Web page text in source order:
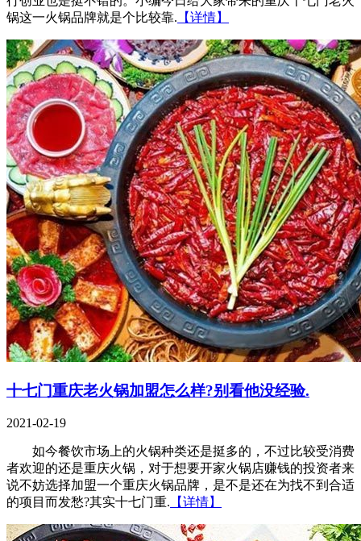
锅这一火锅品牌就是个比较靠. 【详情】
十七门重庆老火锅加盟怎么样?别看他没经验.
2021-02-19
如今餐饮市场上的火锅种类还是挺多的，不过比较受消费
者欢迎的还是重庆火锅，对于想要开家火锅店赚钱的投资者来
说不妨选择加盟一个重庆火锅品牌，是不是还在为找不到合适
的项目而发愁?其实十七门重. 【详情】